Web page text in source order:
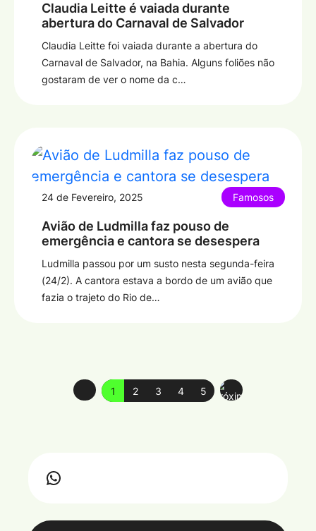
Claudia Leitte é vaiada durante
abertura do Carnaval de Salvador
Claudia Leitte foi vaiada durante a abertura do
Carnaval de Salvador, na Bahia. Alguns foliões não
gostaram de ver o nome da c…
24 de Fevereiro, 2025 Famosos
Avião de Ludmilla faz pouso de
emergência e cantora se desespera
Ludmilla passou por um susto nesta segunda-feira
(24/2). A cantora estava a bordo de um avião que
fazia o trajeto do Rio de…
1 2 3 4 5